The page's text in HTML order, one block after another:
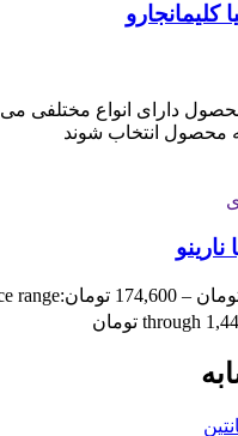
کلیمانجارو
دارای انواع مختلفی می
انتخاب شوند
–
174,600 تومانrange: